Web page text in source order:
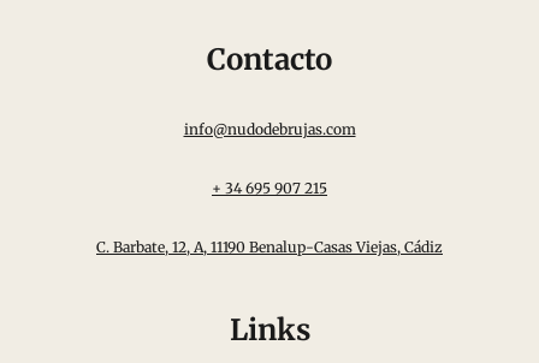
Contacto
info@nudodebrujas.com
+ 34 695 907 215
C. Barbate, 12, A, 11190 Benalup-Casas Viejas, Cádiz
Links